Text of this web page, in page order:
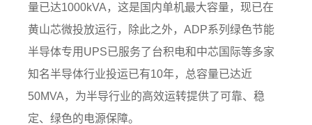
量已达1000kVA，这是国内单机最大容量，现已在
黄山芯微投放运行，除此之外，ADP系列绿色节能
半导体专用UPS已服务了台积电和中芯国际等多家
知名半导体行业投运已有10年，总容量已达近
50MVA，为半导行业的高效运转提供了可靠、稳
定、绿色的电源保障。